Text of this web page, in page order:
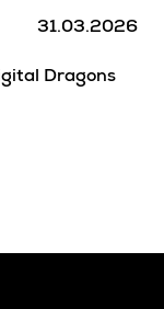
31.03.2026
Dragons